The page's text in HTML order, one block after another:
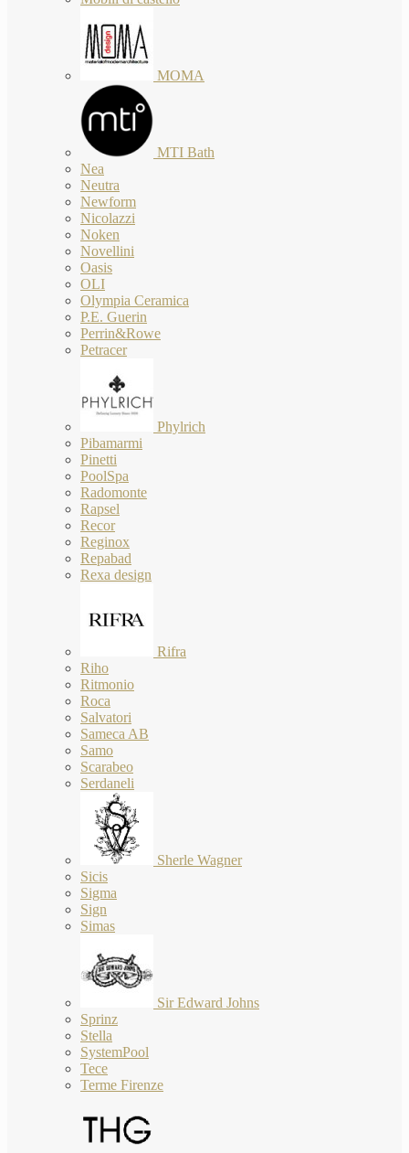
MOMA
MTI Bath
Nea
Neutra
Newform
Nicolazzi
Noken
Novellini
Oasis
OLI
Olympia Ceramica
P.E. Guerin
Perrin&Rowe
Petracer
Phylrich
Pibamarmi
Pinetti
PoolSpa
Radomonte
Rapsel
Recor
Reginox
Repabad
Rexa design
Rifra
Riho
Ritmonio
Roca
Salvatori
Sameca AB
Samo
Scarabeo
Serdaneli
Sherle Wagner
Sicis
Sigma
Sign
Simas
Sir Edward Johns
Sprinz
Stella
SystemPool
Tece
Terme Firenze